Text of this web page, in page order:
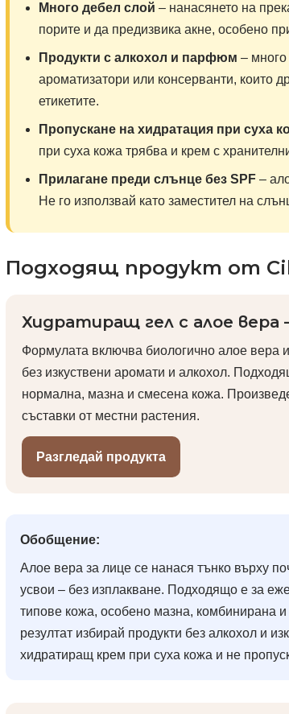
Много дебел слой – нанасянето на
порите и да предизвика акне, особено
Продукти с алкохол и парфюм – много
ароматизатори или консерванти, които
етикетите.
Пропускане на хидратация при суха
при суха кожа трябва и крем с
Прилагане преди слънце без SPF–
Не го използвай като заместител на
Подходящ продукт от
Хидратиращ гел с алое вера
Формулата включва биологично алое вера
без изкуствени аромати и алкохол.
нормална, мазна и смесена кожа.
съставки от местни растения.
Разгледай продукта
Обобщение:
Алое вера за лице се нанася тънко върху
усвои – без изплакване. Подходящо е за
типове кожа, особено мазна, комбинирана
резултат избирай продукти без алкохол и
хидратиращ крем при суха кожа и не